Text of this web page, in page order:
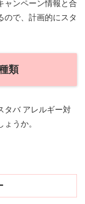
ャンペーン情報と合
ので、計画的にスタ
類
タバ アレルギー対
うか。